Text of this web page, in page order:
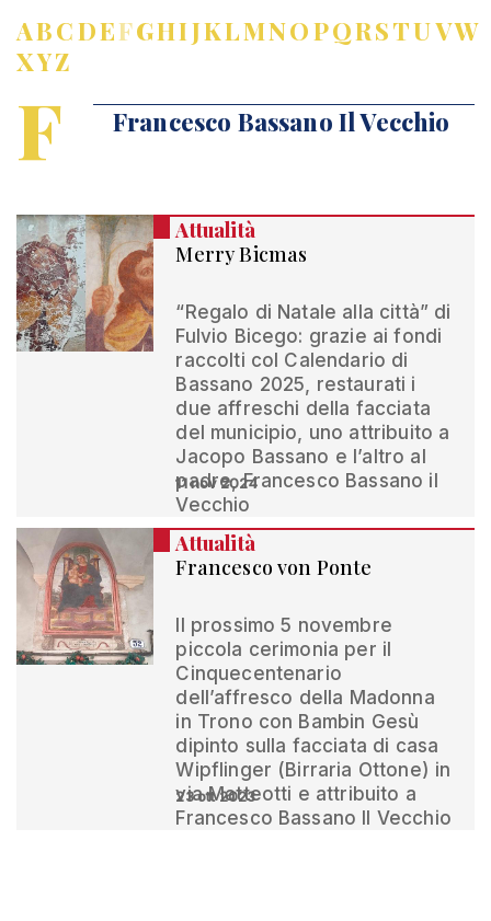
ABCDEFGHIJKLMNOPQRSTUVW
XYZ
F Francesco Bassano Il Vecchio
Attualità
Merry Bicmas
“Regalo di Natale alla città” di
Fulvio Bicego: grazie ai fondi
raccolti col Calendario di
Bassano 2025, restaurati i
due affreschi della facciata
del municipio, uno attribuito a
Jacopo Bassano e l’altro al
padre, Francesco Bassano il
Vecchio
11 nov 2024
Attualità
Francesco von Ponte
Il prossimo 5 novembre
piccola cerimonia per il
Cinquecentenario
dell’affresco della Madonna
in Trono con Bambin Gesù
dipinto sulla facciata di casa
Wipflinger (Birraria Ottone) in
via Matteotti e attribuito a
Francesco Bassano Il Vecchio
23 ott 2023